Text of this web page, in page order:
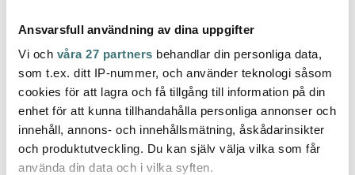
Ansvarsfull användning av dina uppgifter
Vi och våra 27 partners behandlar din personliga data,
som t.ex. ditt IP-nummer, och använder teknologi såsom
cookies för att lagra och få tillgång till information på din
enhet för att kunna tillhandahålla personliga annonser och
innehåll, annons- och innehållsmätning, åskådarinsikter
och produktutveckling. Du kan själv välja vilka som får
använda din data och i vilka syften.
Tokyo Design Studio
Nippon Blue
Pastatallrik 21 cm Wave
189 kr
Tokyo Design Studio
Nippon Blue Soya Skål
Star E
89 kr